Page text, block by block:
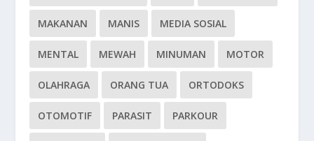
MAKANAN MANIS MEDIA SOSIAL
MENTAL MEWAH MINUMAN MOTOR
OLAHRAGA ORANG TUA ORTODOKS
OTOMOTIF PARASIT PARKOUR